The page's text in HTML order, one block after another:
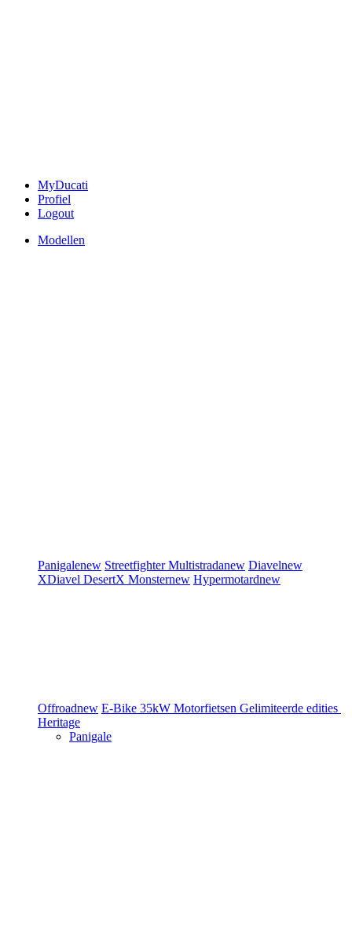
MyDucati
Profiel
Logout
Modellen
Panigalenew StreetfighterMultistradanew Diavelnew
XDiavel DesertX Monsternew Hypermotardnew
Offroadnew E-Bike 35kW Motorfietsen Gelimiteerde edities
Heritage
Panigale